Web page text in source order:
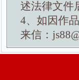
述法律文件
4、如因作
来信：